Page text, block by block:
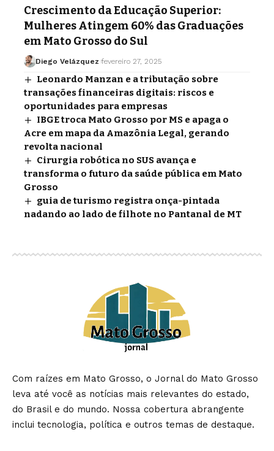
Crescimento da Educação Superior:
Mulheres Atingem 60% das Graduações
em Mato Grosso do Sul
Diego Velázquez fevereiro 27, 2025
Leonardo Manzan e a tributação sobre
transações financeiras digitais: riscos e
oportunidades para empresas
IBGE troca Mato Grosso por MS e apaga o
Acre em mapa da Amazônia Legal, gerando
revolta nacional
Cirurgia robótica no SUS avança e
transforma o futuro da saúde pública em Mato
Grosso
guia de turismo registra onça-pintada
nadando ao lado de filhote no Pantanal de MT
Com raízes em Mato Grosso, o Jornal do Mato Grosso
leva até você as notícias mais relevantes do estado,
do Brasil e do mundo. Nossa cobertura abrangente
inclui tecnologia, política e outros temas de destaque.